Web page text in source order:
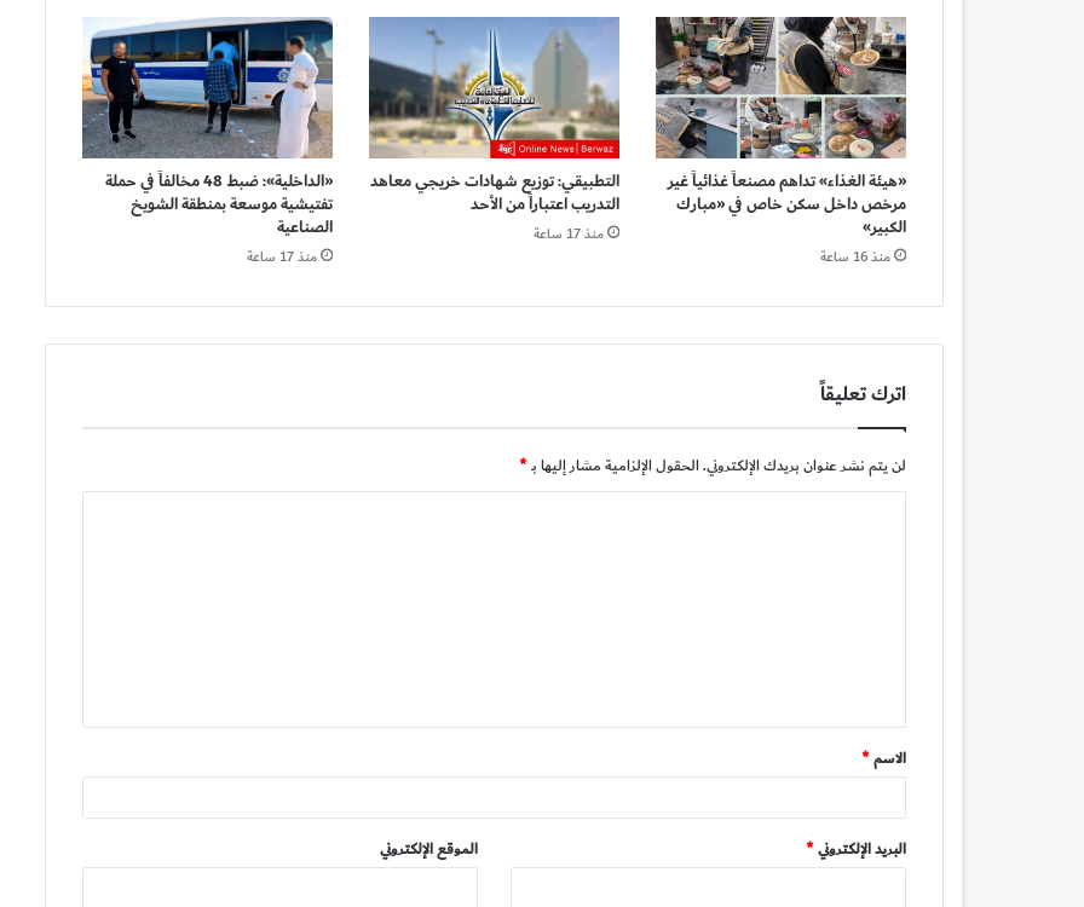
«هيئة الغذاء» تداهم مصنعاً غذائياً غير
مرخص داخل سكن خاص في «مبارك
الكبير»
منذ 16 ساعة
التطبيقي: توزيع شهادات خريجي معاهد
التدريب اعتباراً من الأحد
منذ 17 ساعة
«الداخلية»: ضبط 48 مخالفاً في حملة
تفتيشية موسعة بمنطقة الشويخ
الصناعية
منذ 17 ساعة
اترك تعليقاً
لن يتم نشر عنوان بريدك الإلكتروني.الحقول الإلزامية مشار إليها بـ*
ق
*
الاسم*
البريد الإلكتروني* الموقع الإلكتروني